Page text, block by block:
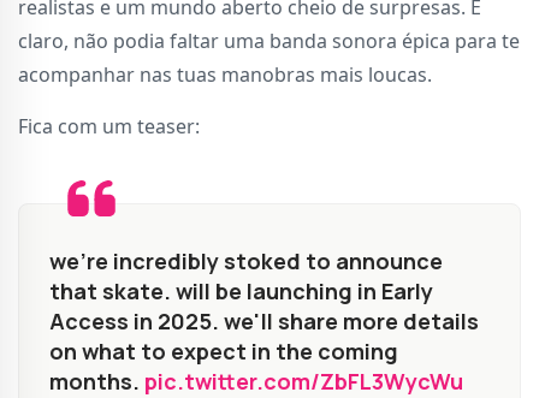
realistas e um mundo aberto cheio de surpresas. E
claro, não podia faltar uma banda sonora épica para te
acompanhar nas tuas manobras mais loucas.
Fica com um teaser:
we're incredibly stoked to announce
that skate. will be launching in Early
Access in 2025. we'll share more details
on what to expect in the coming
months. pic.twitter.com/ZbFL3WycWu